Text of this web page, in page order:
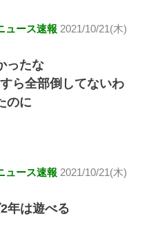
ュース速報 2021/10/21(木)
ったな
ら全部倒してないわ
のに
ュース速報 2021/10/21(木)
年は遊べる